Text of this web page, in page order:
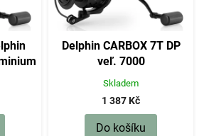
Delphin CARBOX 7T DP
veľ. 7000
Skladem
1 387 Kč
Do košíku